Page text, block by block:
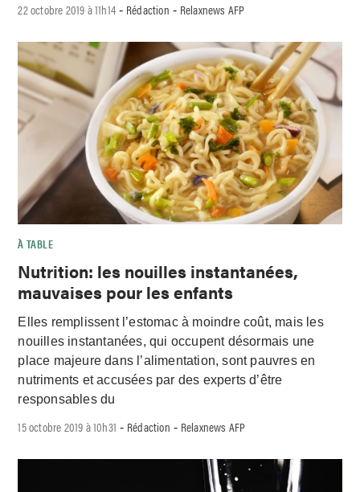
22 octobre 2019 à 11h14 - Rédaction - Relaxnews AFP
À TABLE
Nutrition: les nouilles instantanées,
mauvaises pour les enfants
Elles remplissent l’estomac à moindre coût, mais les
nouilles instantanées, qui occupent désormais une
place majeure dans l’alimentation, sont pauvres en
nutriments et accusées par des experts d’être
responsables du
15 octobre 2019 à 10h31 - Rédaction - Relaxnews AFP